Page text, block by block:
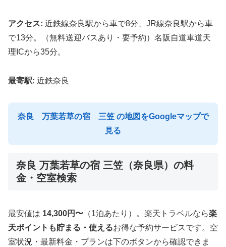
アクセス: 近鉄線奈良駅から車で8分、JR線奈良駅から車
で13分。（無料送迎バスあり・要予約）名阪自道車道天
理ICから35分。
最寄駅: 近鉄奈良
奈良 万葉若草の宿 三笠 の地図をGoogleマップで
見る
奈良 万葉若草の宿 三笠（奈良県）の料
金・空室検索
最安値は 14,300円〜 （1泊あたり）。楽天トラベルなら楽
天ポイントも貯まる・使えるお得な予約サービスです。空
室状況・最新料金・プランは下のボタンから確認できま